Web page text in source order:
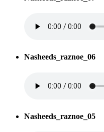
Nasheeds_raznoe_06
Nasheeds_raznoe_05